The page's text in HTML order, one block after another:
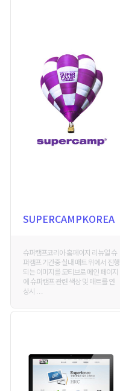
SUPERCAMPKOREA
슈퍼캠프코리아 홈페이지 리뉴얼 슈
퍼캠프 기간중 실내 매트 위에서 진행
되는 이미지를 모티브로 메인 페이지
에 슈퍼캠프 관련 색상 및 매트를 연
상시 . . .